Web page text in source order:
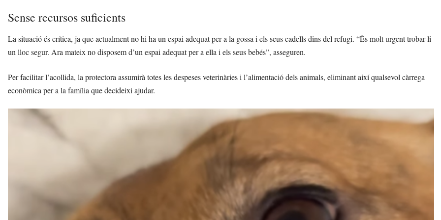
Sense recursos suficients
La situació és crítica, ja que actualment no hi ha un espai adequat per a la gossa i els seus cadells dins del refugi. “És molt urgent trobar-li
un lloc segur. Ara mateix no disposem d’un espai adequat per a ella i els seus bebés”, asseguren.
Per facilitar l’acollida, la protectora assumirà totes les despeses veterinàries i l’alimentació dels animals, eliminant així qualsevol càrrega
econòmica per a la família que decideixi ajudar.